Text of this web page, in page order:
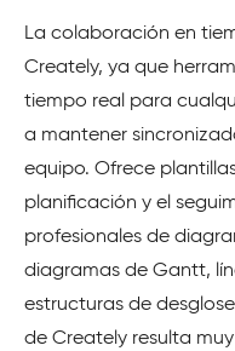
La colaboración en
Creately, ya que
tiempo real para
a mantener
equipo. Ofrece
planificación y el
profesionales de
diagramas de Gantt,
estructuras de
de Creately resulta